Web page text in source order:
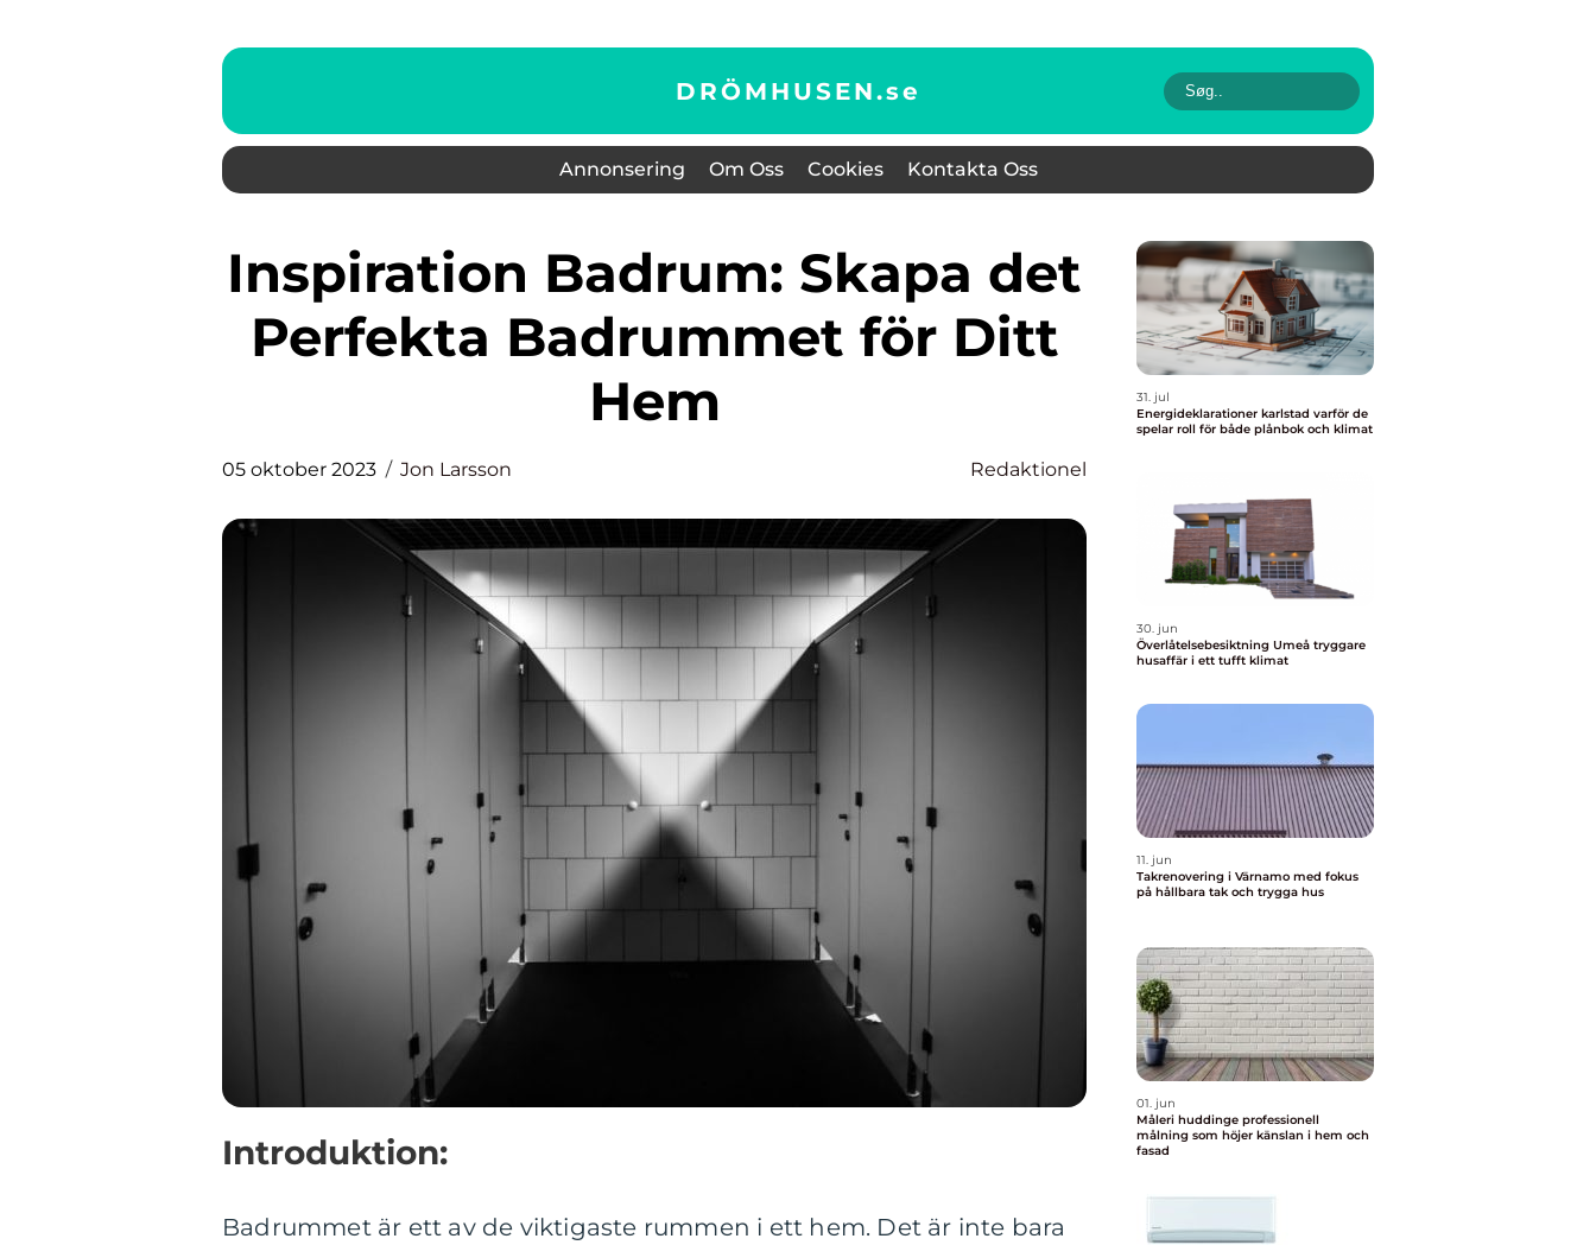
DRÖMHUSEN.se
Annonsering Om Oss Cookies Kontakta Oss
Inspiration Badrum: Skapa det
Perfekta Badrummet för Ditt
Hem
05 oktober 2023 Jon Larsson Redaktionel
Introduktion:
Badrummet är ett av de viktigaste rummen i ett hem. Det är inte bara
31. jul
Energideklarationer karlstad varför de
spelar roll för både plånbok och klimat
30. jun
Överlåtelsebesiktning Umeå tryggare
husaffär i ett tufft klimat
11. jun
Takrenovering i Värnamo med fokus
på hållbara tak och trygga hus
01. jun
Måleri huddinge professionell
målning som höjer känslan i hem och
fasad